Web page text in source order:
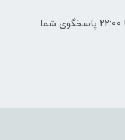
هفت روز هفته ، از ساعت 10:00 تا 22:00 پاسخگوی شما